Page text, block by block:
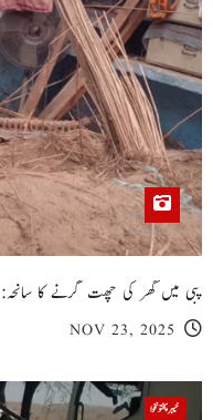
پبی میں گھر کی چھت گرنے کا سانحہ: 5 افراد جان کی بازی ہار گئے، 3 زخمی
NOV 23, 2025
خیبر پختونخوا